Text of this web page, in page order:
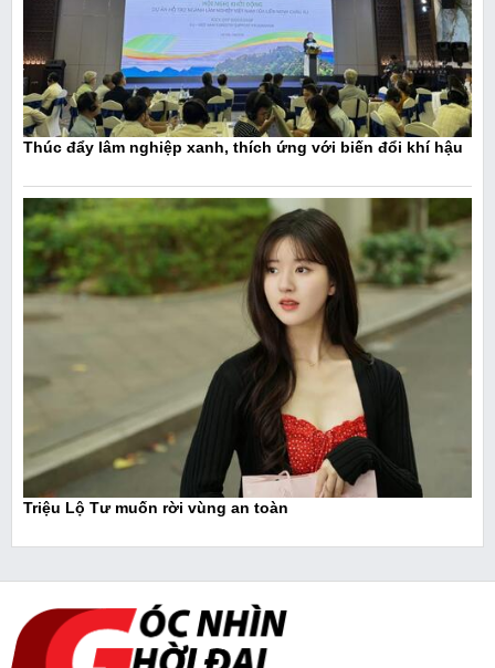
Thúc đẩy lâm nghiệp xanh, thích ứng với biến đổi khí hậu
Triệu Lộ Tư muốn rời vùng an toàn